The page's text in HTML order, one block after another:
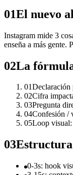
01El nuevo
Instagram mide 3
enseña a más gente.
02La
01Declaración
02Cifra
03Pregunta
04Confesión /
05Loop visual:
03
0-3s: hook